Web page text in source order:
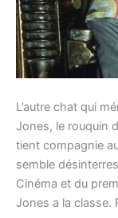
L’autre chat qui
Jones, le rouquin
tient compagnie
semble
Cinéma et du
Jones a la classe.